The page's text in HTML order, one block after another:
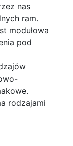
nas
ram.
modułowa
pod
rodzajami